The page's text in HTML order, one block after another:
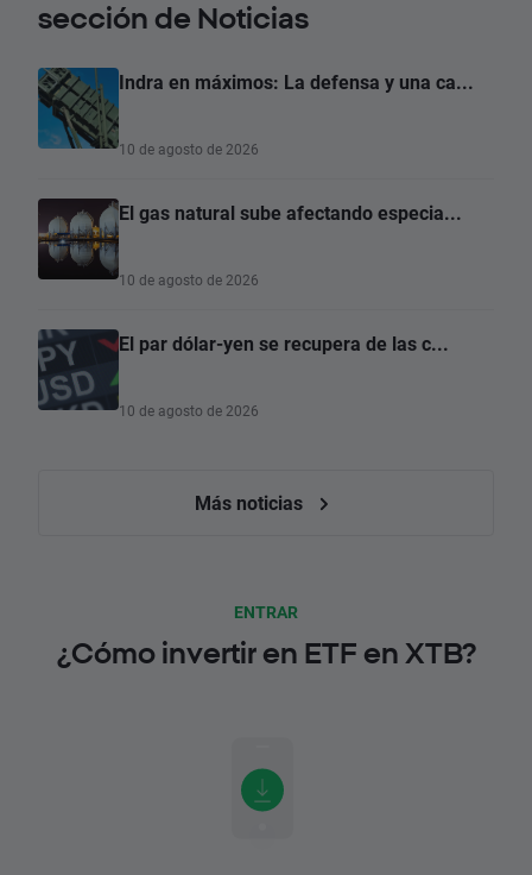
sección de Noticias
Indra en máximos: La defensa y una ca...
10 de agosto de 2026
El gas natural sube afectando especia...
10 de agosto de 2026
El par dólar-yen se recupera de las c...
10 de agosto de 2026
Más noticias
ENTRAR
¿Cómo invertir en ETF en XTB?